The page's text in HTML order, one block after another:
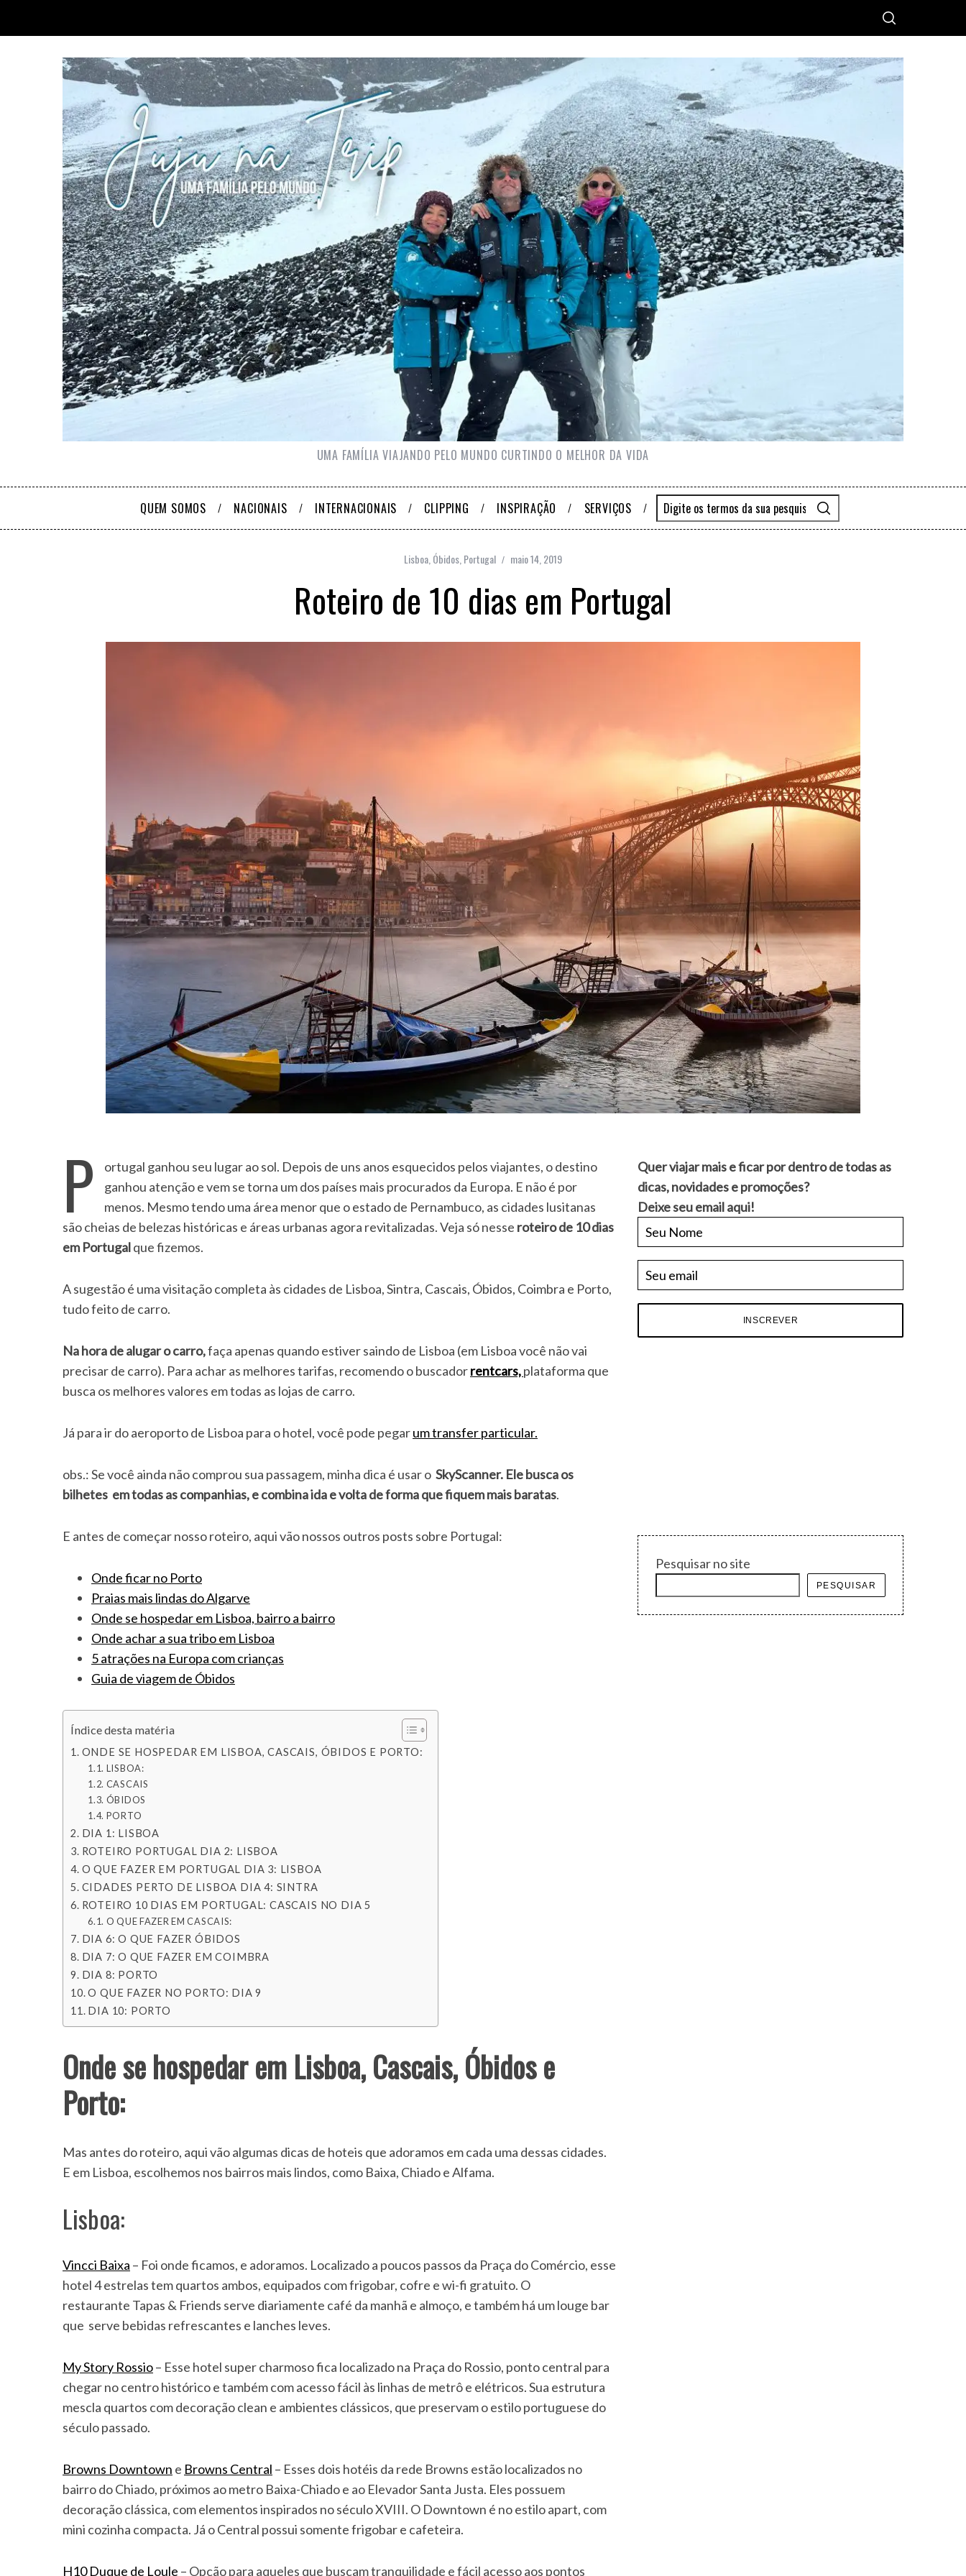
UMA FAMÍLIA VIAJANDO PELO MUNDO CURTINDO O MELHOR DA VIDA
QUEM SOMOS NACIONAIS INTERNACIONAIS CLIPPING INSPIRAÇÃO SERVIÇOS
Lisboa,Óbidos,Portugal maio 14, 2019
Roteiro de 10 dias em Portugal
P
ortugal ganhou seu lugar ao sol. Depois de uns anos esquecidos pelos viajantes, o destino
ganhou atenção e vem se torna um dos países mais procurados da Europa. E não é por
menos. Mesmo tendo uma área menor que o estado de Pernambuco, as cidades lusitanas
são cheias de belezas históricas e áreas urbanas agora revitalizadas. Veja só nesse roteiro de 10 dias
em Portugalque fizemos.
A sugestão é uma visitação completa às cidades de Lisboa, Sintra, Cascais, Óbidos, Coimbra e Porto,
tudo feito de carro.
Na hora de alugar o carro,faça apenas quando estiver saindo de Lisboa (em Lisboa você não vai
precisar de carro). Para achar as melhores tarifas, recomendo o buscadorrentcars,plataforma que
busca os melhores valores em todas as lojas de carro.
Já para ir do aeroporto de Lisboa para o hotel, você pode pegarum transfer particular.
obs.: Se você ainda não comprou sua passagem, minha dica é usar o SkyScanner. Ele busca os
bilhetes em todas as companhias, e combina ida e volta de forma que fiquem mais baratas.
E antes de começar nosso roteiro, aqui vão nossos outros posts sobre Portugal:
Onde ficar no Porto
Praias mais lindas do Algarve
Onde se hospedar em Lisboa, bairro a bairro
Onde achar a sua tribo em Lisboa
5 atrações na Europa com crianças
Guia de viagem de Óbidos
Índice desta matéria
ONDE SE HOSPEDAR EM LISBOA, CASCAIS, ÓBIDOS E PORTO:
LISBOA:
CASCAIS
ÓBIDOS
PORTO
DIA 1: LISBOA
ROTEIRO PORTUGAL DIA 2: LISBOA
O QUE FAZER EM PORTUGAL DIA 3: LISBOA
CIDADES PERTO DE LISBOA DIA 4: SINTRA
ROTEIRO 10 DIAS EM PORTUGAL: CASCAIS NO DIA 5
O QUE FAZER EM CASCAIS:
DIA 6: O QUE FAZER ÓBIDOS
DIA 7: O QUE FAZER EM COIMBRA
DIA 8: PORTO
O QUE FAZER NO PORTO: DIA 9
DIA 10: PORTO
Onde se hospedar em Lisboa, Cascais, Óbidos e
Porto:
Mas antes do roteiro, aqui vão algumas dicas de hoteis que adoramos em cada uma dessas cidades.
E em Lisboa, escolhemos nos bairros mais lindos, como Baixa, Chiado e Alfama.
Lisboa:
Vincci Baixa – Foi onde ficamos, e adoramos. Localizado a poucos passos da Praça do Comércio, esse
hotel 4 estrelas tem quartos ambos, equipados com frigobar, cofre e wi-fi gratuito. O
restaurante Tapas & Friends serve diariamente café da manhã e almoço, e também há um louge bar
que serve bebidas refrescantes e lanches leves.
My Story Rossio– Esse hotel super charmoso fica localizado na Praça do Rossio, ponto central para
chegar no centro histórico e também com acesso fácil às linhas de metrô e elétricos. Sua estrutura
mescla quartos com decoração clean e ambientes clássicos, que preservam o estilo portuguese do
século passado.
Browns Downtown e Browns Central – Esses dois hotéis da rede Browns estão localizados no
bairro do Chiado, próximos ao metro Baixa-Chiado e ao Elevador Santa Justa. Eles possuem
decoração clássica, com elementos inspirados no século XVIII. O Downtown é no estilo apart, com
mini cozinha compacta. Já o Central possui somente frigobar e cafeteira.
H10 Duque de Loule – Opção para aqueles que buscam tranquilidade e fácil acesso aos pontos
Quer viajar mais e ficar por dentro de todas as
dicas, novidades e promoções?
Deixe seu email aqui!
Pesquisar no site
PESQUISAR
S
e
a
h
o
r